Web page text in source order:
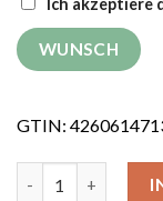
Ich akzeptiere
GTIN: